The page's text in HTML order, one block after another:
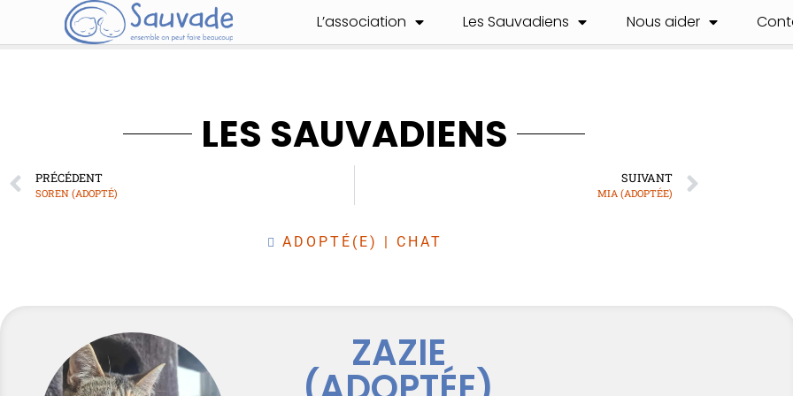
L’association Les Sauvadiens Nous aider
LES SAUVADIENS
PRÉCÉDENT
SOREN (ADOPTÉ)
SUIVANT
MIA (ADOPTÉE)
ADOPTÉ(E) | CHAT
ZAZIE